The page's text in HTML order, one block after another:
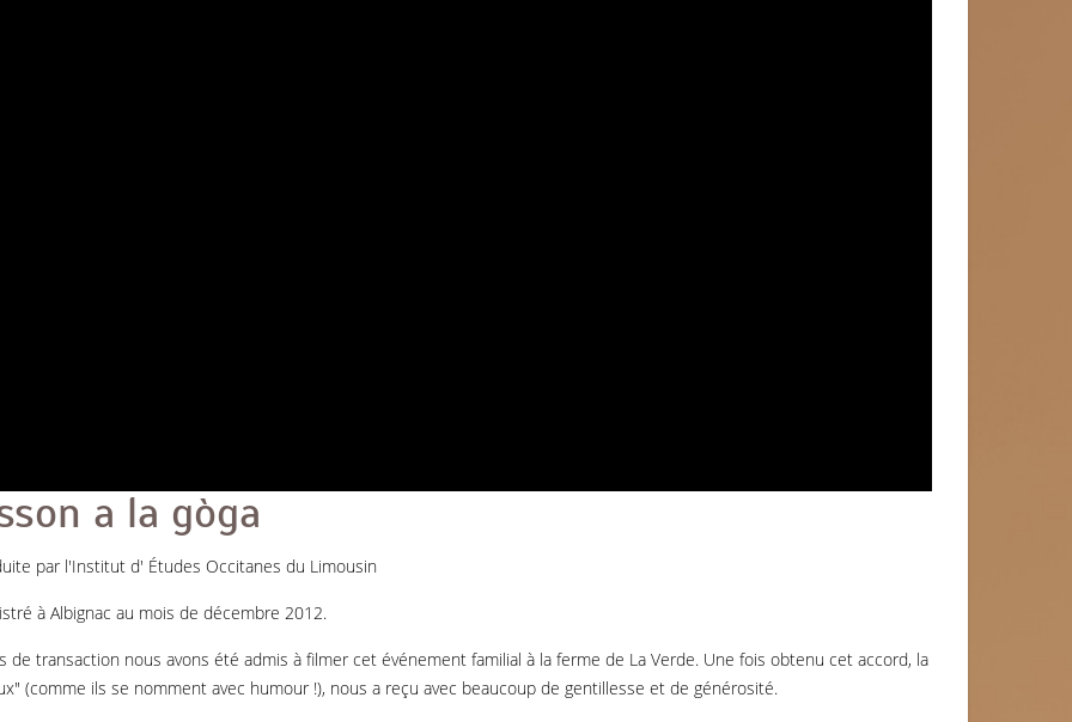
a la gòga
par l'Institut d' Études Occitanes du Limousin
à Albignac au mois de décembre 2012.
de transaction nous avons été admis à filmer cet événement familial à la ferme de La Verde. Une fois obtenu cet accord, la
(comme ils se nomment avec humour !), nous a reçu avec beaucoup de gentillesse et de générosité.